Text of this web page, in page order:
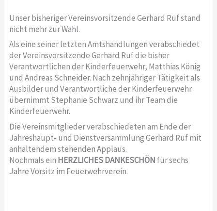
Unser bisheriger Vereinsvorsitzende Gerhard Ruf stand
nicht mehr zur Wahl.
Als eine seiner letzten Amtshandlungen verabschiedet
der Vereinsvorsitzende Gerhard Ruf die bisher
Verantwortlichen der Kinderfeuerwehr, Matthias König
und Andreas Schneider. Nach zehnjähriger Tätigkeit als
Ausbilder und Verantwortliche der Kinderfeuerwehr
übernimmt Stephanie Schwarz und ihr Team die
Kinderfeuerwehr.
Die Vereinsmitglieder verabschiedeten am Ende der
Jahreshaupt- und Dienstversammlung Gerhard Ruf mit
anhaltendem stehenden Applaus.
Nochmals ein HERZLICHES DANKESCHÖN für sechs
Jahre Vorsitz im Feuerwehrverein.